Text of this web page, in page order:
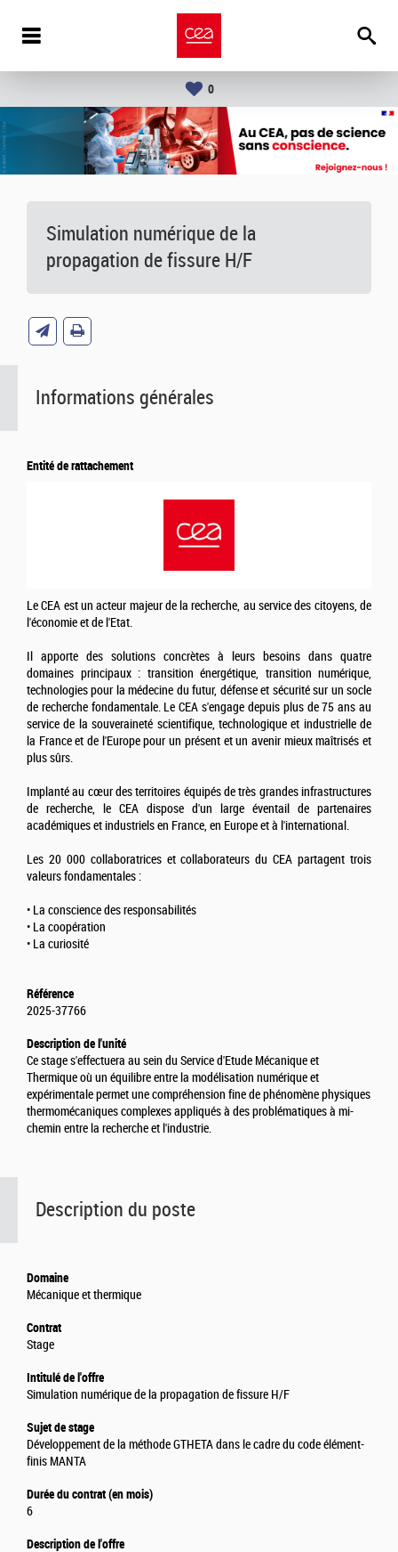
0
Simulation numérique de la
propagation de fissure H/F
Description du poste
Domaine
Mécanique et thermique
Contrat
Stage
Intitulé de l'offre
Simulation numérique de la propagation de fissure H/F
Sujet de stage
Développement de la méthode GTHETA dans le cadre du code élément-
finis MANTA
Durée du contrat (en mois)
6
Description de l'offre
Informations générales
Entité de rattachement
Le CEA est un acteur majeur de la recherche, au service des citoyens, de
l'économie et de l'Etat.
Il apporte des solutions concrètes à leurs besoins dans quatre
domaines principaux : transition énergétique, transition numérique,
technologies pour la médecine du futur, défense et sécurité sur un socle
de recherche fondamentale. Le CEA s'engage depuis plus de 75 ans au
service de la souveraineté scientifique, technologique et industrielle de
la France et de l'Europe pour un présent et un avenir mieux maîtrisés et
plus sûrs.
Implanté au cœur des territoires équipés de très grandes infrastructures
de recherche, le CEA dispose d'un large éventail de partenaires
académiques et industriels en France, en Europe et à l'international.
Les 20 000 collaboratrices et collaborateurs du CEA partagent trois
valeurs fondamentales :
• La conscience des responsabilités
• La coopération
• La curiosité
Référence
2025-37766
Description de l'unité
Ce stage s'effectuera au sein du Service d'Etude Mécanique et
Thermique où un équilibre entre la modélisation numérique et
expérimentale permet une compréhension fine de phénomène physiques
thermomécaniques complexes appliqués à des problématiques à mi-
chemin entre la recherche et l'industrie.